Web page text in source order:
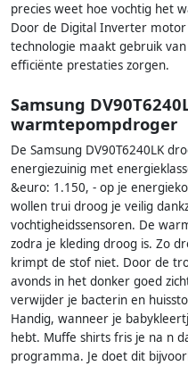
precies weet hoe vochtig het
Door de Digital Inverter
technologie maakt gebruik
efficiënte prestaties zorgen.
Samsung
warmtepompdroger
De Samsung DV90T6240LK
energiezuinig met
&euro: 1.150, - op je
wollen trui droog je veilig
vochtigheidssensoren. De
zodra je kleding droog is. Zo
krimpt de stof niet. Door de
avonds in het donker goed
verwijder je bacterin en
Handig, wanneer je
hebt. Muffe shirts fris je na n
programma. Je doet dit